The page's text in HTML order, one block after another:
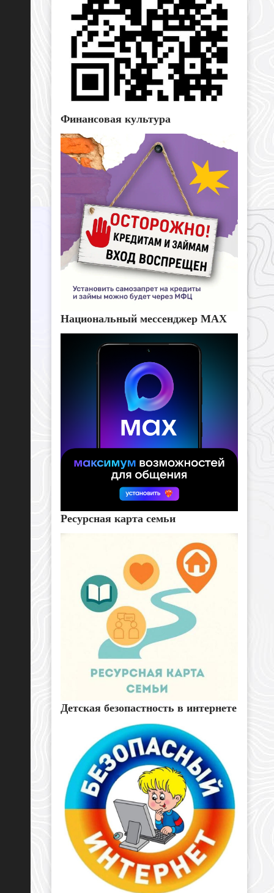
Финансовая культура
Национальный мессенджер MAX
Ресурсная карта семьи
Детская безопастность в интернете